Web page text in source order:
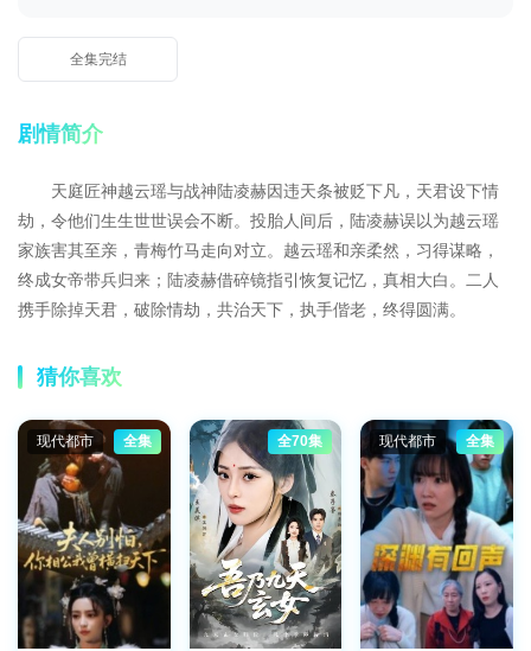
全集完结
剧情简介
天庭匠神越云瑶与战神陆凌赫因违天条被贬下凡，天君设下情
劫，令他们生生世世误会不断。投胎人间后，陆凌赫误以为越云瑶
家族害其至亲，青梅竹马走向对立。越云瑶和亲柔然，习得谋略，
终成女帝带兵归来；陆凌赫借碎镜指引恢复记忆，真相大白。二人
携手除掉天君，破除情劫，共治天下，执手偕老，终得圆满。
猜你喜欢
现代都市 全集 全70集 现代都市 全集